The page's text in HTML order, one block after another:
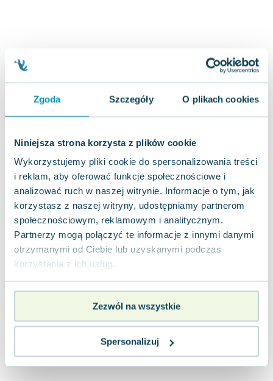
Zgoda Szczegóły O plikach cookies
Niniejsza strona korzysta z plików cookie
Wykorzystujemy pliki cookie do spersonalizowania treści
i reklam, aby oferować funkcje społecznościowe i
analizować ruch w naszej witrynie. Informacje o tym, jak
korzystasz z naszej witryny, udostępniamy partnerom
społecznościowym, reklamowym i analitycznym.
Partnerzy mogą połączyć te informacje z innymi danymi
otrzymanymi od Ciebie lub uzyskanymi podczas
korzystania z ich usług.
Zezwól na wszystkie
Spersonalizuj
Michael Scott
Piotr Semka
Jarosław Iwaszkiewicz
Joseph Murphy
Aleksander Puszkin
Oscar Wilde
Małgorzata Ohme
Maddie Ziegler
Leszek Czarnecki
Joanna Racewicz
Maria Seweryn
Janina Zającówna
Anna Prus (oprac.)
Nela Mała Reporterka
Agnieszka Maciąg
Terry Pratchett